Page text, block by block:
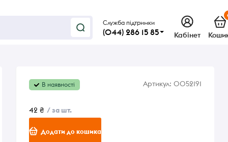
Служба підтримки
(044) 286 15 85 Кабінет
В наявності Артикул: 0052191
42 ₴ / за шт.
Додати до кошика